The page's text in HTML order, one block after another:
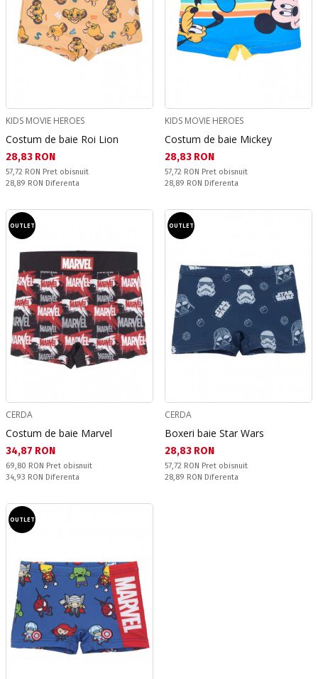
KIDS MOVIE HEROES
Costum de baie Roi Lion
Текуща цена:
28,83 RON
Pret obisnuit:
57,72 RON Pret obisnuit
Спестявате:
28,89 RON Diferenta
KIDS MOVIE HEROES
Costum de baie Mickey
Текуща цена:
28,83 RON
Pret obisnuit:
57,72 RON Pret obisnuit
Спестявате:
28,89 RON Diferenta
OUTLET
CERDA
Costum de baie Marvel
Текуща цена:
34,87 RON
Pret obisnuit:
69,80 RON Pret obisnuit
Спестявате:
34,93 RON Diferenta
OUTLET
CERDA
Boxeri baie Star Wars
Текуща цена:
28,83 RON
Pret obisnuit:
57,72 RON Pret obisnuit
Спестявате:
28,89 RON Diferenta
OUTLET